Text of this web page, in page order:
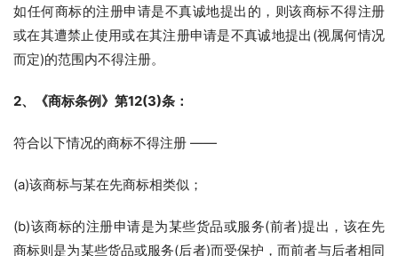
如任何商标的注册申请是不真诚地提出的，则该商标不得注册
或在其遭禁止使用或在其注册申请是不真诚地提出(视属何情况
而定)的范围内不得注册。
2、《商标条例》第12(3)条：
符合以下情况的商标不得注册 ——
(a)该商标与某在先商标相类似；
(b)该商标的注册申请是为某些货品或服务(前者)提出，该在先
商标则是为某些货品或服务(后者)而受保护，而前者与后者相同